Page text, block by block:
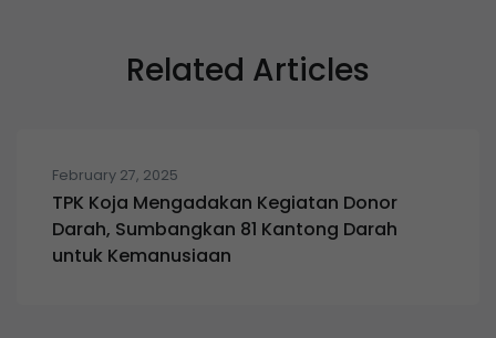
Related Articles
February 27, 2025
TPK Koja Mengadakan Kegiatan Donor
Darah, Sumbangkan 81 Kantong Darah
untuk Kemanusiaan